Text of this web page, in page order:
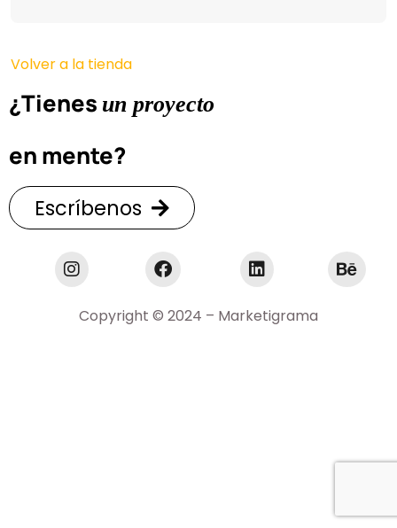
Volver a la tienda
¿Tienes un proyecto
en mente?
Escríbenos
Copyright © 2024 – Marketigrama